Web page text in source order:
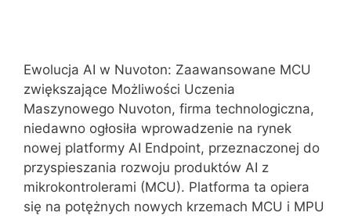
Ewolucja AI w Nuvoton: Zaawansowane MCU
zwiększające Możliwości Uczenia
Maszynowego Nuvoton, firma technologiczna,
niedawno ogłosiła wprowadzenie na rynek
nowej platformy AI Endpoint, przeznaczonej do
przyspieszania rozwoju produktów AI z
mikrokontrolerami (MCU). Platforma ta opiera
się na potężnych nowych krzemach MCU i MPU